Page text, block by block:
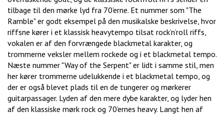
tilbage til den mørke lyd fra 70’erne. Et nummer som "The
Ramble" er godt eksempel på den musikalske beskrivelse, hvor
riffsne kører i et klassisk heavytempo tilsat rock’n’roll riffs,
vokalen er af den forvrængede blackmetal karakter, og
trommerne veksler mellem rockede og i et blackmetal tempo.
Næste nummer "Way of the Serpent" er lidt i samme stil, men
her kører trommerne udelukkende i et blackmetal tempo, og
der er også blevet plads til en de tungerer og mørkerer
guitarpassager. Lyden af den mere dybe karakter, og lyder hen
af den klassiske mørk rock og 70’ernes heavy. Langt hen af